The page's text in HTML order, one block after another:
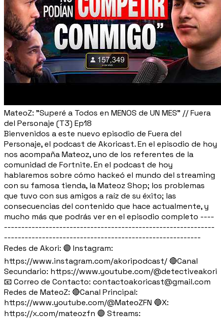
MateoZ: "Superé a Todos en MENOS de UN MES" // Fuera
del Personaje (T3) Ep18
Bienvenidos a este nuevo episodio de Fuera del
Personaje, el podcast de Akoricast. En el episodio de hoy
nos acompaña Mateoz, uno de los referentes de la
comunidad de Fortnite. En el podcast de hoy
hablaremos sobre cómo hackeó el mundo del streaming
con su famosa tienda, la Mateoz Shop; los problemas
que tuvo con sus amigos a raíz de su éxito; las
consecuencias del contenido que hace actualmente, y
mucho más que podrás ver en el episodio completo ----
-------------------------------------------------------------
---------------------------------------------------------
Redes de Akori: 🟣 Instagram:
https://www.instagram.com/akoripodcast/ 🔴Canal
Secundario: https://www.youtube.com/@detectiveakori
📧 Correo de Contacto: contactoakoricast@gmail.com
Redes de MateoZ: 🔴Canal Principal:
https://www.youtube.com/@MateoZFN 🔵X:
https://x.com/mateozfn 🟣 Streams: